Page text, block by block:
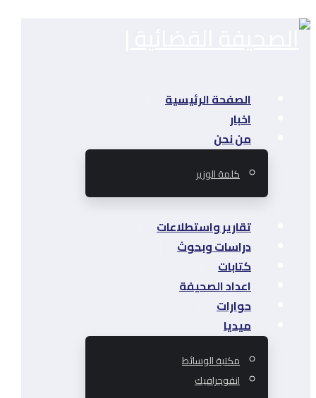
الصفحة الرئيسية
اخبار
من نحن
كلمة الوزير
تقارير واستطلاعات
دراسات وبحوث
كتابات
اعداد الصحيفة
حوارات
ميديا
مكتبة الوسائط
انفوجرافيك